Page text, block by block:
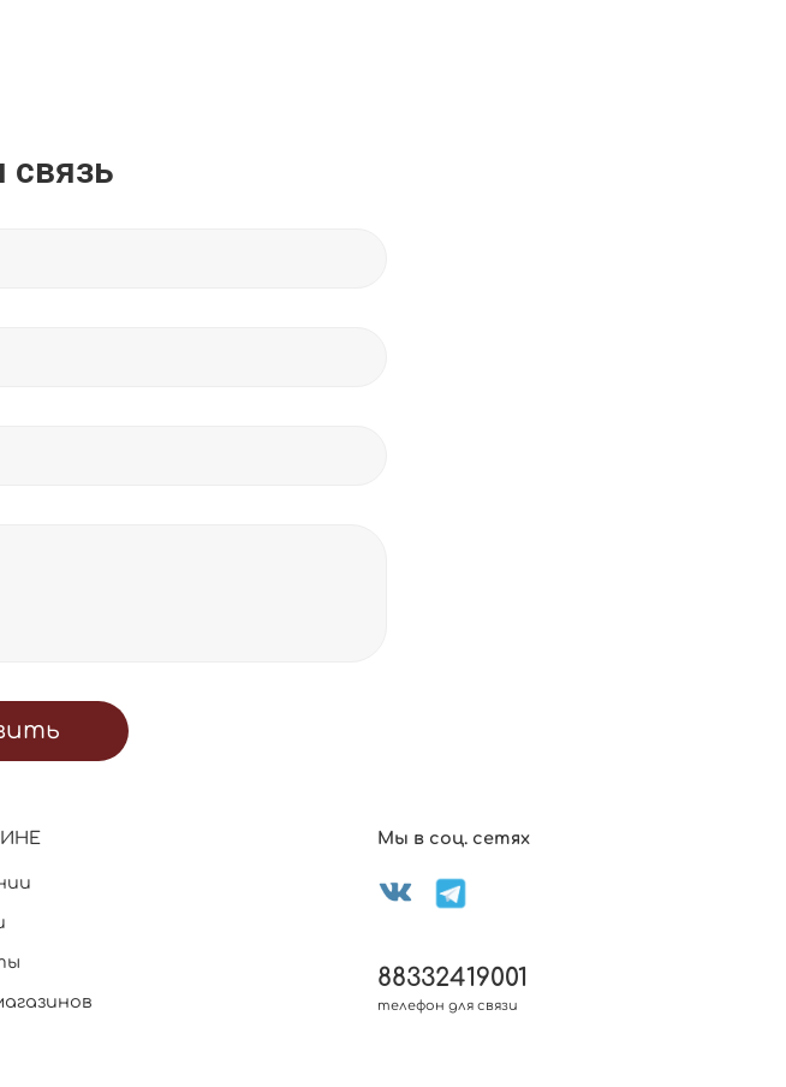
связь
Мы в соц. сетях
88332419001
телефон для связи